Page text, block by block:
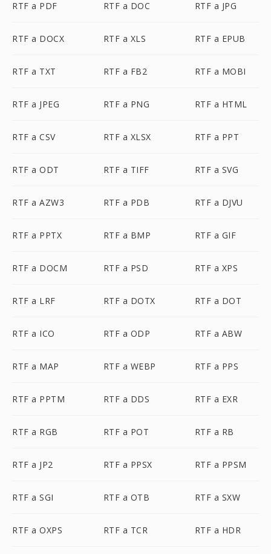
RTF a PDF RTF a DOC RTF a JPG
RTF a DOCX RTF a XLS RTF a EPUB
RTF a TXT RTF a FB2 RTF a MOBI
RTF a JPEG RTF a PNG RTF a HTML
RTF a CSV RTF a XLSX RTF a PPT
RTF a ODT RTF a TIFF RTF a SVG
RTF a AZW3 RTF a PDB RTF a DJVU
RTF a PPTX RTF a BMP RTF a GIF
RTF a DOCM RTF a PSD RTF a XPS
RTF a LRF RTF a DOTX RTF a DOT
RTF a ICO RTF a ODP RTF a ABW
RTF a MAP RTF a WEBP RTF a PPS
RTF a PPTM RTF a DDS RTF a EXR
RTF a RGB RTF a POT RTF a RB
RTF a JP2 RTF a PPSX RTF a PPSM
RTF a SGI RTF a OTB RTF a SXW
RTF a OXPS RTF a TCR RTF a HDR